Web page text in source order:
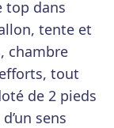
top dans
tente et
chambre
tout
de 2 pieds
sens